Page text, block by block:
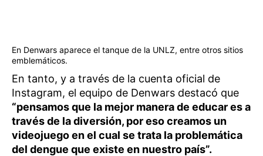
En Denwars aparece el tanque de la UNLZ, entre otros sitios
emblemáticos.
En tanto, y a través de la cuenta oficial de
Instagram, el equipo de Denwars destacó que
“pensamos que la mejor manera de educar es a
través de la diversión, por eso creamos un
videojuego en el cual se trata la problemática
del dengue que existe en nuestro país”.